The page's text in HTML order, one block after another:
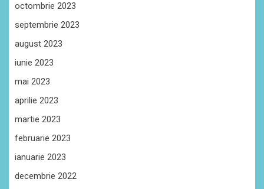
octombrie 2023
septembrie 2023
august 2023
iunie 2023
mai 2023
aprilie 2023
martie 2023
februarie 2023
ianuarie 2023
decembrie 2022